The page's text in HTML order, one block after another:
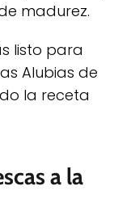
madurez.
listo para
Alubias de
la receta
a la